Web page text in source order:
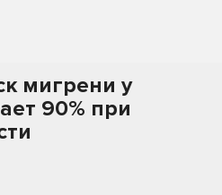
мигрени у
90% при